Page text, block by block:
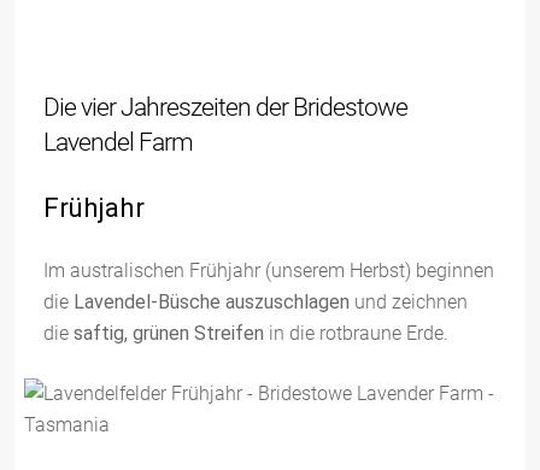
Die vier Jahreszeiten der Bridestowe
Lavendel Farm
Frühjahr
Im australischen Frühjahr (unserem Herbst) beginnen
die Lavendel-Büsche auszuschlagen und zeichnen
die saftig, grünen Streifen in die rotbraune Erde.